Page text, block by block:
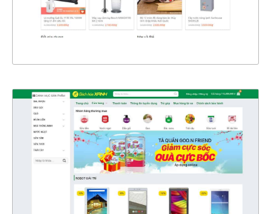
XEM THỰC TẾ
4326